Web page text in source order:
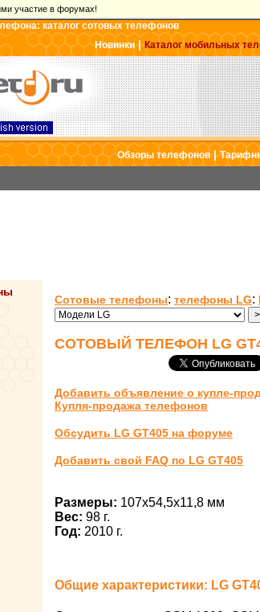
участие в форумах!
каталог сотовых телефонов
Новинки|Каталог мобильных
Обзоры телефонов|
Сотовые телефоны: телефоны LG:
СОТОВЫЙ ТЕЛЕФОН LG
Добавить объявление о купле-
Купля-продажа телефонов
Обсудить LG GT405 на форуме
Добавить свой FAQ по LG GT405
Размеры: 107x54,5x11,8 мм
Вес: 98 г.
Год: 2010 г.
Общие характеристики: LG